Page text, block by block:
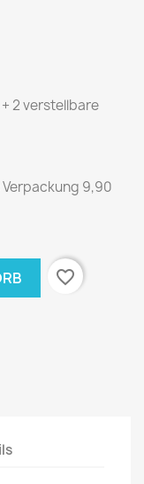
+ 2 verstellbare
9,90
favorite_border